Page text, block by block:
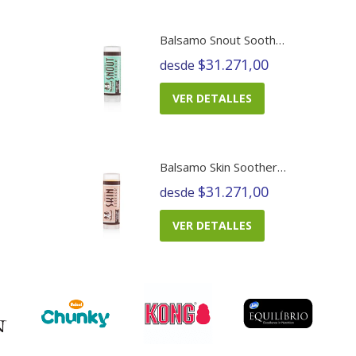
Balsamo Snout Soother
desde $31.271,00
VER DETALLES
Balsamo Skin Soother Barra
desde $31.271,00
VER DETALLES